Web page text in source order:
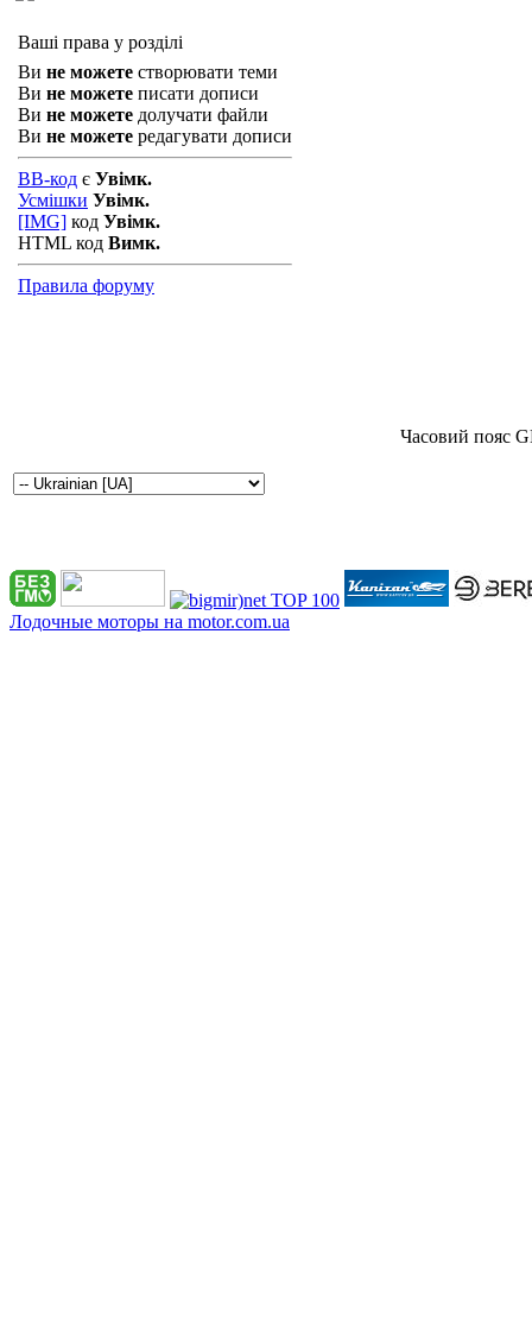
Ваші права у розділі
Ви не можете створювати теми
Ви не можете писати дописи
Ви не можете долучати файли
Ви не можете редагувати дописи
BB-код є Увімк.
Усмішки Увімк.
[IMG] код Увімк.
HTML код Вимк.
Правила форуму
Часовий пояс
Лодочные моторы на motor.com.ua